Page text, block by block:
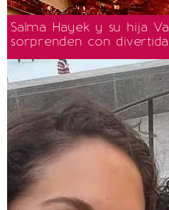
Salma Hayek y su hija
sorprenden con